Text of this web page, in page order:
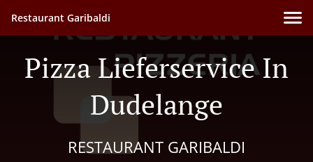
Restaurant Garibaldi
Pizza Lieferservice In
Dudelange
RESTAURANT GARIBALDI